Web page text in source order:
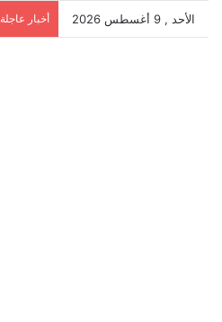
الأحد , 9 أغسطس 2026 أخبار عاجلة